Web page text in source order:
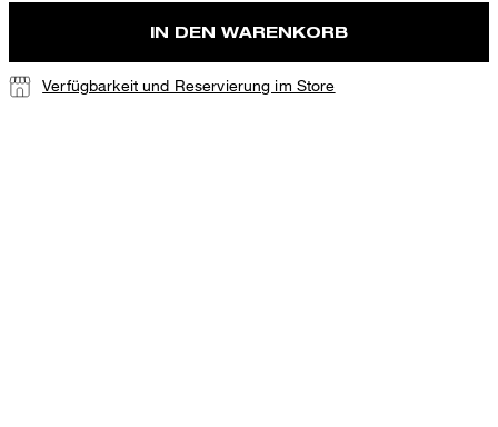
IN DEN WARENKORB
Verfügbarkeit und Reservierung im Store